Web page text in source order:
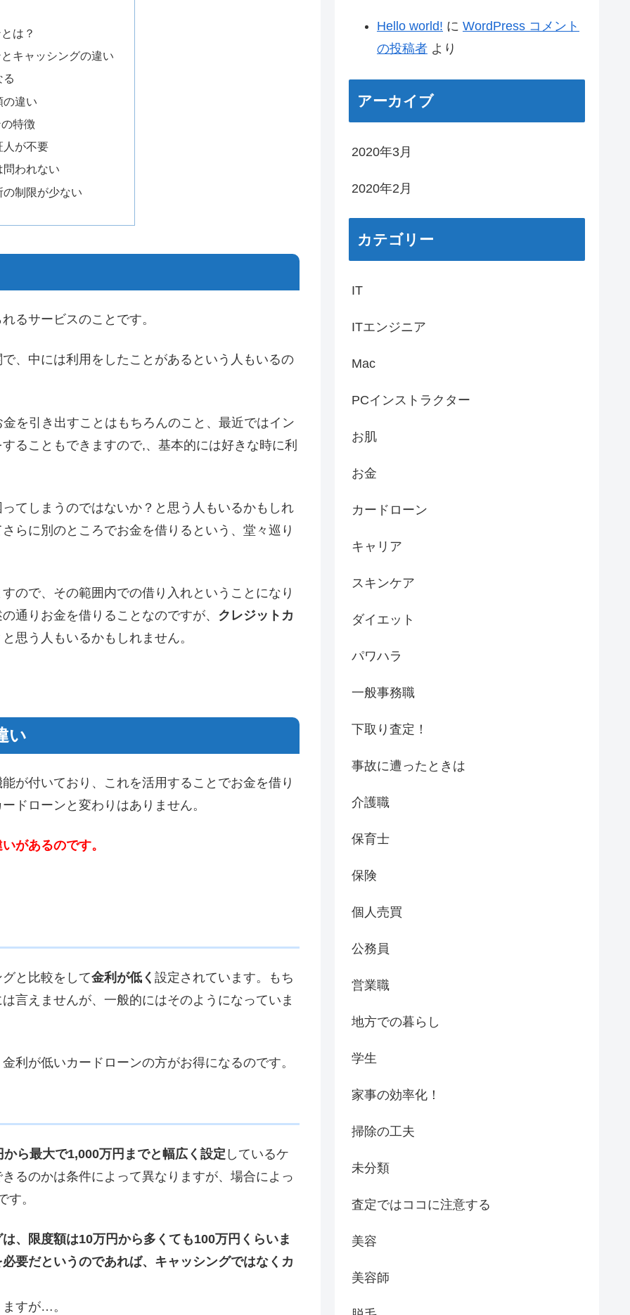
は？
キャッシングの違い
る
の違い
特徴
人が不要
問われない
の制限が少ない
るサービスのことです。
、中には利用をしたことがあるという人もいるの
を引き出すことはもちろんのこと、最近ではイン
ることもできますので,、基本的には好きな時に利
てしまうのではないか？と思う人もいるかもしれ
らに別のところでお金を借りるという、堂々巡り
ので、その範囲内での借り入れということになり
通りお金を借りることなのですが、 クレジットカ
と思う人もいるかもしれません。
い
が付いており、これを活用することでお金を借り
ドローンと変わりはありません。
があるのです。
と比較をして金利が低く 設定されています。もち
言えませんが、一般的にはそのようになっていま
利が低いカードローンの方がお得になるのです。
ら最大で1,000万円までと幅広く設定 しているケ
るのかは条件によって異なりますが、場合によっ
す。
、限度額は10万円から多くても100万円くらいま
要だというのであれば、キャッシングではなくカ
すが…。
Hello world! に WordPress コメント
の投稿者 より
アーカイブ
2020年3月
2020年2月
カテゴリー
IT
ITエンジニア
Mac
PCインストラクター
お肌
お金
カードローン
キャリア
スキンケア
ダイエット
パワハラ
一般事務職
下取り査定！
事故に遭ったときは
介護職
保育士
保険
個人売買
公務員
営業職
地方での暮らし
学生
家事の効率化！
掃除の工夫
未分類
査定ではココに注意する
美容
美容師